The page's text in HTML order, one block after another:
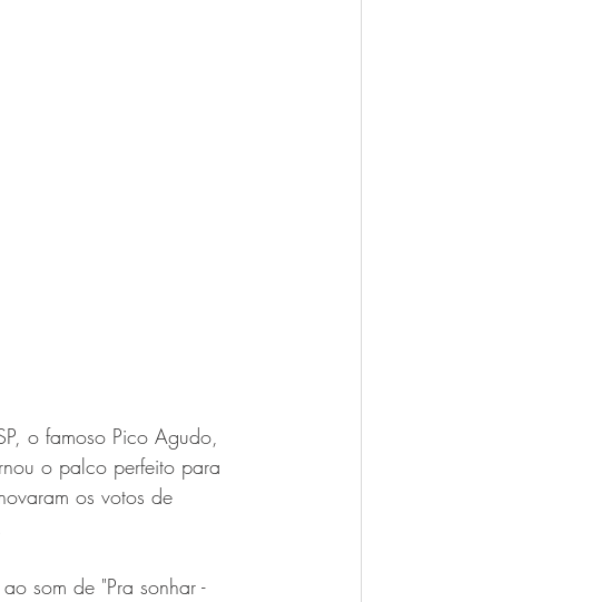
o famoso Pico Agudo,
o palco perfeito para
os votos de
som de "Pra sonhar -